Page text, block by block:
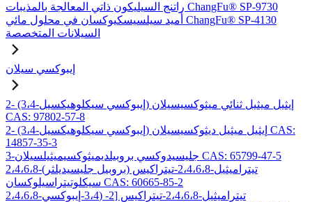
راتنج السيليكون ذاتي المعالجة بالمذيبات ChangFu® SP-9730
أميد سيلسيسكيوكسان في محلول مائي ChangFu® SP-4130
السيلانات المتخصصة
إيبوكسي سيلان
2- (3،4-إيبوكسي سيكلوهيكسيل) إيثيل ميثيل ثنائي ميثوكسيسيلان
CAS: 97802-57-8
2- (3،4-إيبوكسي سيكلوهيكسيل) إيثيل ميثيل ديثوكسيسيلان CAS:
14857-35-3
3-جليسيدوكسي بروبيلديميثوكسيميثيلسيلان CAS: 65799-47-5
2،4،6،8-تيتراميثيل-2،4،6،8-تيتراكيس (بروبيل جليسيديلثر)
سيكلوتيتراسيلوكسان CAS: 60665-85-2
2،4،6،8-تيتراميثيل-2،4،6،8-تيتراكيس [2- (3،4-إيبوكسي